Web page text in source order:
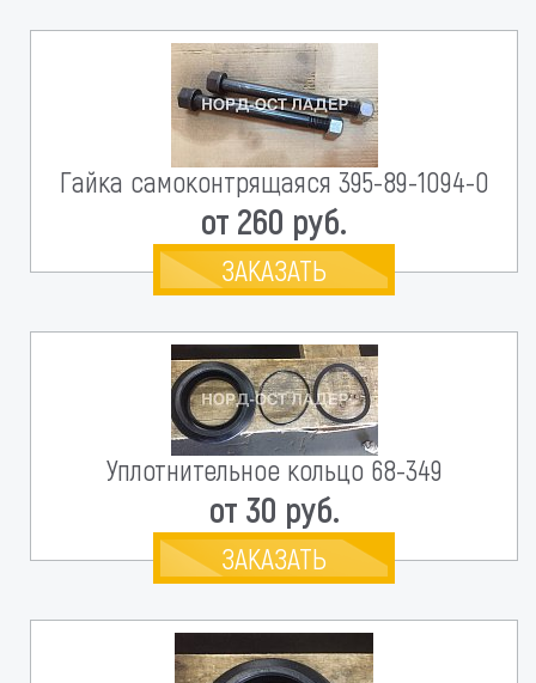
Гайка самоконтрящаяся 395-89-1094-0
от 260 руб.
ЗАКАЗАТЬ
Уплотнительное кольцо 68-349
от 30 руб.
ЗАКАЗАТЬ